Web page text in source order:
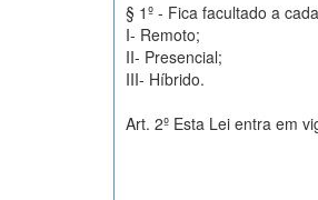
§ 1º - Fica facultado a
I- Remoto;
II- Presencial;
III- Híbrido.
Art. 2º Esta Lei entra em